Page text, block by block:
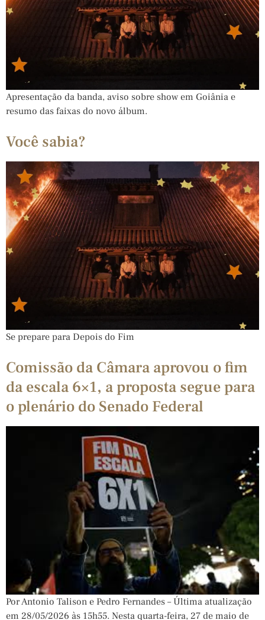
Apresentação da banda, aviso sobre show em Goiânia e
resumo das faixas do novo álbum.
Você sabia?
Se prepare para Depois do Fim
Comissão da Câmara aprovou o fim
da escala 6×1, a proposta segue para
o plenário do Senado Federal
Por Antonio Talison e Pedro Fernandes – Última atualização
em 28/05/2026 às 15h55. Nesta quarta-feira, 27 de maio de